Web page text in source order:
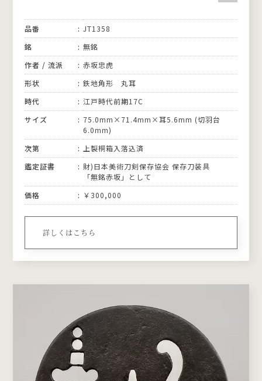
品番
JT1358
銘
無銘
作者 / 流派
赤坂忠虎
形状
鉄地角形 丸耳
時代
江戸時代前期17C
サイズ
75.0mm×71.4mm×耳5.6mm (切羽台
6.0mm)
次第
上製桐箱入落込済
鑑定証書
財)日本美術刀剣保存協会 保存刀装具
「無銘赤坂」として
価格
￥300,000
詳しくはこちら